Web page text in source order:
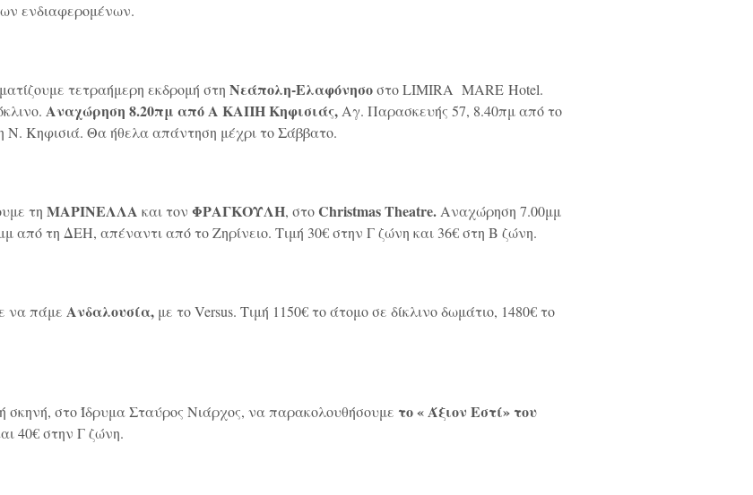
ενδιαφερομένων.
τετραήμερη εκδρομή στη Νεάπολη-Ελαφόνησοστο LIMIRA MARE Hotel.
Αναχώρηση 8.20πμ από Α ΚΑΠΗ Κηφισιάς, Αγ. Παρασκευής 57, 8.40πμ από το
Ν. Κηφισιά. Θα ήθελα απάντηση μέχρι το Σάββατο.
τη ΜΑΡΙΝΕΛΛΑ και τον ΦΡΑΓΚΟΥΛΗ, στοChristmasTheatre. Αναχώρηση 7.00μμ
τη ΔΕΗ, απέναντι από το Ζηρίνειο. Τιμή 30€ στην Γ ζώνη και 36€ στη Β ζώνη.
να πάμε Ανδαλουσία, με το Versus. Τιμή 1150€ το άτομο σε δίκλινο δωμάτιο, 1480€ το
σκηνή, στο Ίδρυμα Σταύρος Νιάρχος, να παρακολουθήσουμε το « Άξιον Εστί» του
40€ στην Γ ζώνη.